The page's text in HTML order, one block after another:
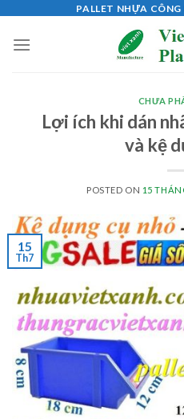
content
PALLET NHỰA
CHƯA
Lợi ích khi dán
và kệ
POSTED ON 15
15
Th7